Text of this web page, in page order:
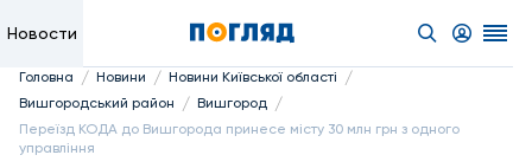
Новости
Головна / Новини / Новини Київської області /
Вишгородський район / Вишгород /
Переїзд КОДА до Вишгорода принесе місту 30 млн грн з одного
управління